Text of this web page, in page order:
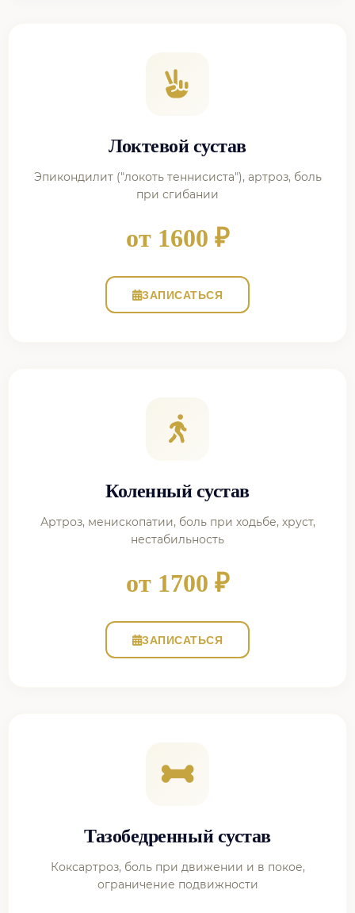
Локтевой сустав
Эпикондилит ("локоть теннисиста"), артроз, боль
при сгибании
от 1600 ₽
ЗАПИСАТЬСЯ
Коленный сустав
Артроз, менископатии, боль при ходьбе, хруст,
нестабильность
от 1700 ₽
ЗАПИСАТЬСЯ
Тазобедренный сустав
Коксартроз, боль при движении и в покое,
ограничение подвижности